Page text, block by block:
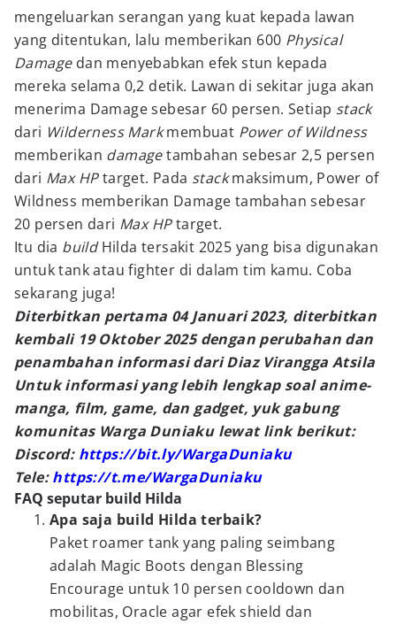
mengeluarkan serangan yang kuat kepada lawan
yang ditentukan, lalu memberikan 600 Physical
Damagedan menyebabkan efek stun kepada
mereka selama 0,2 detik. Lawan di sekitar juga akan
menerima Damage sebesar 60 persen. Setiap stack
dari Wilderness Markmembuat Power of Wildness
memberikan damagetambahan sebesar 2,5 persen
dari Max HPtarget. Pada stackmaksimum, Power of
Wildness memberikan Damage tambahan sebesar
20 persen dari Max HPtarget.
Itu dia buildHilda tersakit 2025 yang bisa digunakan
untuk tank atau fighter di dalam tim kamu. Coba
sekarang juga!
Diterbitkan pertama 04 Januari 2023, diterbitkan
kembali 19 Oktober 2025 dengan perubahan dan
penambahan informasi dari Diaz Virangga Atsila
Untuk informasi yang lebih lengkap soal anime-
manga, film, game, dan gadget, yuk gabung
komunitas Warga Duniaku lewat link berikut:
Discord: https://bit.ly/WargaDuniaku
Tele:https://t.me/WargaDuniaku
FAQ seputar build Hilda
Apa saja build Hilda terbaik?
Paket roamer tank yang paling seimbang
adalah Magic Boots dengan Blessing
Encourage untuk 10 persen cooldown dan
mobilitas, Oracle agar efek shield dan